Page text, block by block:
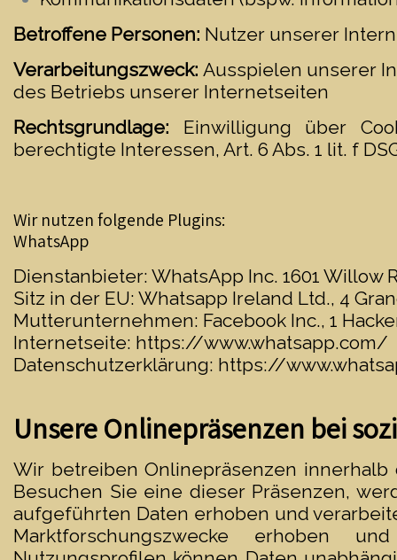
Betroffene Personen: Nutzer unserer
Verarbeitungszweck: Ausspielen unserer
des Betriebs unserer Internetseiten
Rechtsgrundlage: Einwilligung über
berechtigte Interessen, Art. 6 Abs. 1 lit. f
Wir nutzen folgende Plugins:
WhatsApp
Dienstanbieter: WhatsApp Inc. 1601 Willow
Sitz in der EU: Whatsapp Ireland Ltd., 4
Mutterunternehmen: Facebook Inc., 1
Internetseite: https://www.whatsapp.com/
Datenschutzerklärung: https://
Unsere Onlinepräsenzen bei
Wir betreiben Onlinepräsenzen
Besuchen Sie eine dieser Präsenzen,
aufgeführten Daten erhoben und
Marktforschungszwecke erhoben